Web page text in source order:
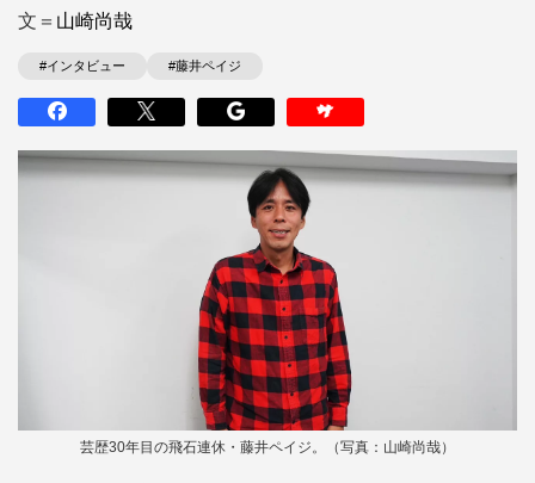
文＝ 山崎尚哉
#インタビュー #藤井ペイジ
芸歴30年目の飛石連休・藤井ペイジ。（写真：山崎尚哉）